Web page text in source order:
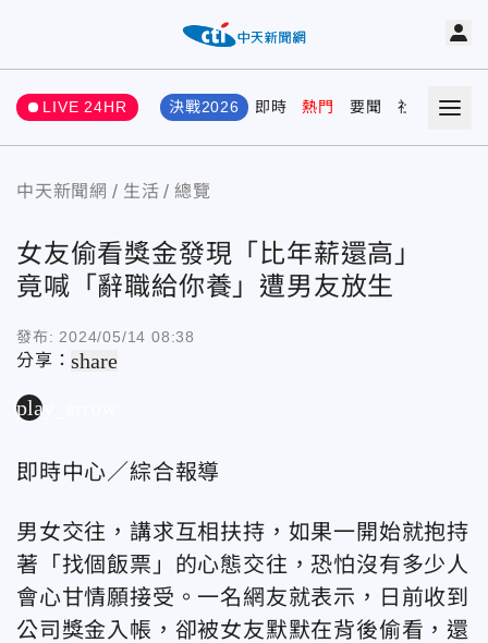
LIVE 24HR 決戰2026 即時 熱門 要聞 社會 娛樂
中天新聞網 生活 總覽
女友偷看獎金發現「比年薪還高」
竟喊「辭職給你養」遭男友放生
發布: 2024/05/14 08:38
分享：share
play_arrow
即時中心／綜合報導
男女交往，講求互相扶持，如果一開始就抱持
著「找個飯票」的心態交往，恐怕沒有多少人
會心甘情願接受。一名網友就表示，日前收到
公司獎金入帳，卻被女友默默在背後偷看，還